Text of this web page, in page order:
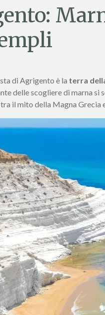
di Agrigento è la terra
delle scogliere di marna
il mito della Magna Grecia